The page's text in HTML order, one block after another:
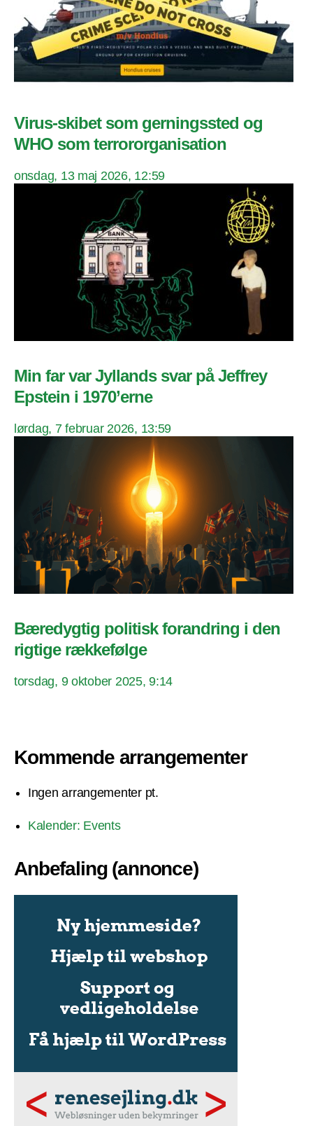
Virus-skibet som gerningssted og
WHO som terrororganisation
onsdag, 13 maj 2026, 12:59
Min far var Jyllands svar på Jeffrey
Epstein i 1970’erne
lørdag, 7 februar 2026, 13:59
Bæredygtig politisk forandring i den
rigtige rækkefølge
torsdag, 9 oktober 2025, 9:14
Kommende arrangementer
Ingen arrangementer pt.
Kalender: Events
Anbefaling (annonce)